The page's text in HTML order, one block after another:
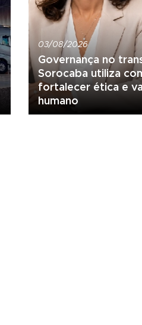
03/08/2026
Governança no
Sorocaba utiliza
fortalecer ética e
humano